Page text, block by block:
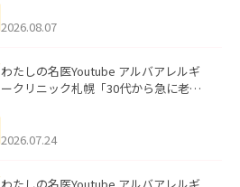
ました。
2026.08.07
わたしの名医Youtube アルバアレルギ
ークリニック札幌「30代から急に老け
た。
2026.07.24